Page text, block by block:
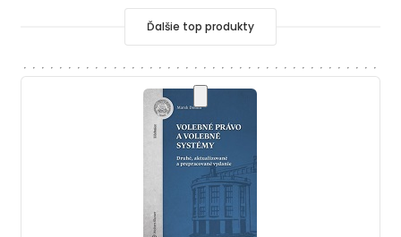
Ďalšie top produkty